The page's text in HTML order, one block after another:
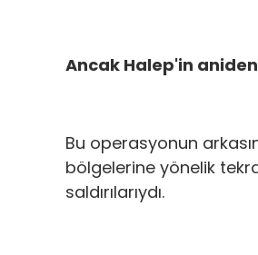
Ancak Halep'in
Bu operasyonun
bölgelerine yönelik
saldırılarıydı.